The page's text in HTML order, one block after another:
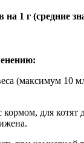
1 г (средние
(максимум 10
для котят